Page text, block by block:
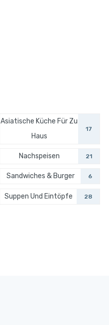
Asiatische Küche Für Zu
Haus
17
Nachspeisen 21
Sandwiches & Burger 6
Suppen Und Eintöpfe 28